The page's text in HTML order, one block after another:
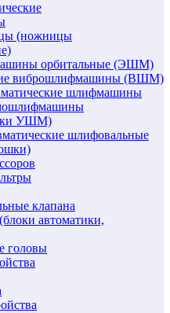
(ножницы
орбитальные (ЭШМ)
виброшлифмашины (ВШМ)
шлифмашины
УШМ)
шлифовальные
клапана
автоматики,
головы